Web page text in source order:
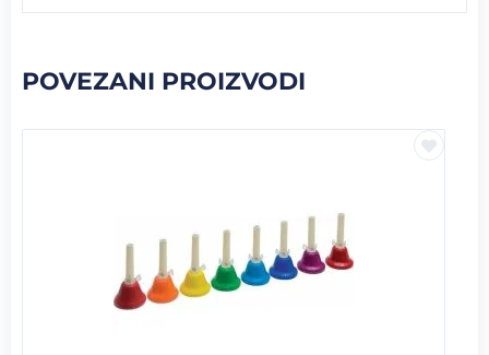
POVEZANI PROIZVODI